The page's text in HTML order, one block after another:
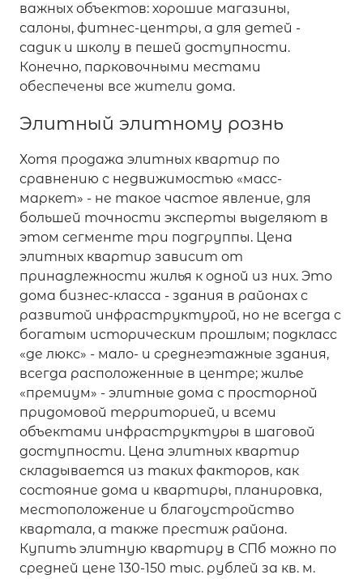
важных объектов: хорошие магазины,
салоны, фитнес-центры, а для детей -
садик и школу в пешей доступности.
Конечно, парковочными местами
обеспечены все жители дома.
Элитный элитному рознь
Хотя продажа элитных квартир по
сравнению с недвижимостью «масс-
маркет» - не такое частое явление, для
большей точности эксперты выделяют в
этом сегменте три подгруппы. Цена
элитных квартир зависит от
принадлежности жилья к одной из них. Это
дома бизнес-класса - здания в районах с
развитой инфраструктурой, но не всегда с
богатым историческим прошлым; подкласс
«де люкс» - мало- и среднеэтажные здания,
всегда расположенные в центре; жилье
«премиум» - элитные дома с просторной
придомовой территорией, и всеми
объектами инфраструктуры в шаговой
доступности. Цена элитных квартир
складывается из таких факторов, как
состояние дома и квартиры, планировка,
местоположение и благоустройство
квартала, а также престиж района.
Купить элитную квартиру в СПб можно по
средней цене 130-150 тыс. рублей за кв. м.